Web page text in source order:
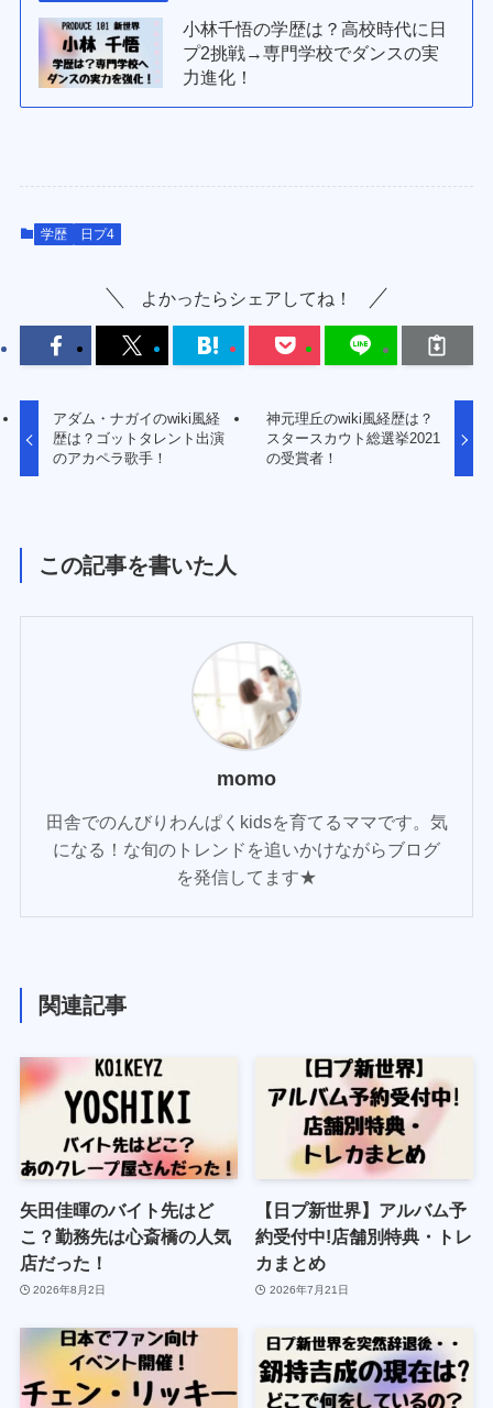
小林千悟の学歴は？高校時代に日
プ2挑戦→専門学校でダンスの実
力進化！
学歴 日プ4
よかったらシェアしてね！
アダム・ナガイのwiki風経
歴は？ゴットタレント出演
のアカペラ歌手！
神元理丘のwiki風経歴は？
スタースカウト総選挙2021
の受賞者！
この記事を書いた人
momo
田舎でのんびりわんぱくkidsを育てるママです。気
になる！な旬のトレンドを追いかけながらブログ
を発信してます★
関連記事
矢田佳暉のバイト先はど
こ？勤務先は心斎橋の人気
店だった！
2026年8月2日
【日プ新世界】アルバム予
約受付中!店舗別特典・トレ
カまとめ
2026年7月21日